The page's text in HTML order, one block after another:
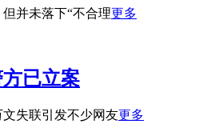
并未落下“不合理更多
已立案
失联引发不少网友更多